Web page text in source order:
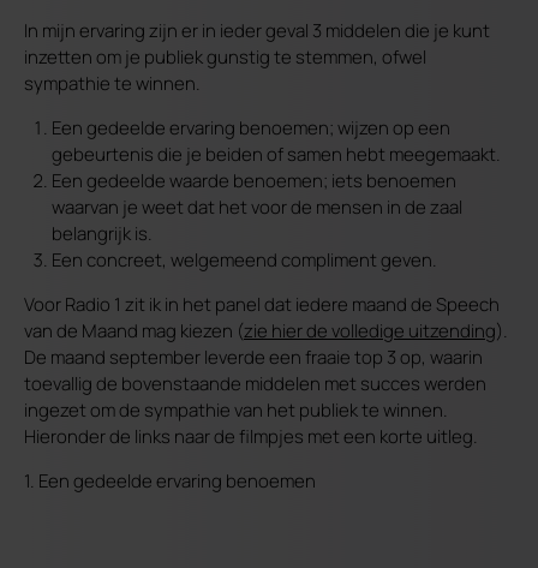
In mijn ervaring zijn er in ieder geval 3 middelen die je kunt
inzetten om je publiek gunstig te stemmen, ofwel
sympathie te winnen.
Een gedeelde ervaring benoemen; wijzen op een
gebeurtenis die je beiden of samen hebt meegemaakt.
Een gedeelde waarde benoemen; iets benoemen
waarvan je weet dat het voor de mensen in de zaal
belangrijk is.
Een concreet, welgemeend compliment geven.
Voor Radio 1 zit ik in het panel dat iedere maand de Speech
van de Maand mag kiezen (zie hier de volledige uitzending).
De maand september leverde een fraaie top 3 op, waarin
toevallig de bovenstaande middelen met succes werden
ingezet om de sympathie van het publiek te winnen.
Hieronder de links naar de filmpjes met een korte uitleg.
1. Een gedeelde ervaring benoemen